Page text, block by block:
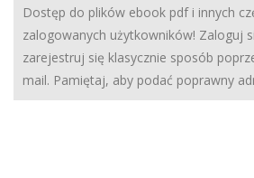
Dostęp do plików ebook pdf i innych
zalogowanych użytkowników! Zaloguj
zarejestruj się klasycznie sposób
mail. Pamiętaj, aby podać poprawny